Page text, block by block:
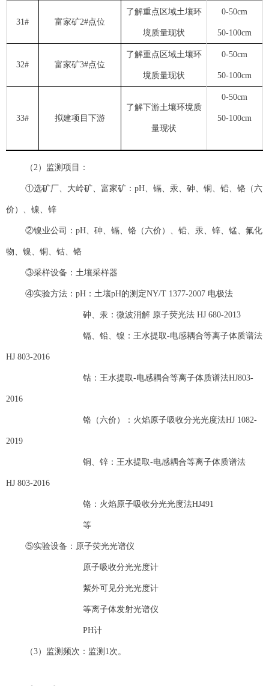
31# 富家矿2#点位
了解重点区域土壤环
境质量现状
0-50cm
50-100cm
32# 富家矿3#点位
了解重点区域土壤环
境质量现状
0-50cm
50-100cm
33# 拟建项目下游
了解下游土壤环境质
量现状
0-50cm
50-100cm
（2）监测项目：
①选矿厂、大岭矿、富家矿：pH、镉、汞、砷、铜、铅、铬（六
价）、镍、锌
②镍业公司：pH、砷、镉、铬（六价）、铅、汞、锌、锰、氟化
物、镍、铜、钴、铬
③采样设备：土壤采样器
④实验方法：pH：土壤pH的测定NY/T 1377-2007 电极法
砷、汞：微波消解 原子荧光法 HJ 680-2013
镉、铅、镍：王水提取-电感耦合等离子体质谱法
HJ 803-2016
钴：王水提取-电感耦合等离子体质谱法HJ803-
2016
铬（六价）：火焰原子吸收分光光度法HJ 1082-
2019
铜、锌：王水提取-电感耦合等离子体质谱法
HJ 803-2016
铬：火焰原子吸收分光光度法HJ491
等
⑤实验设备：原子荧光光谱仪
原子吸收分光光度计
紫外可见分光光度计
等离子体发射光谱仪
PH计
（3）监测频次：监测1次。